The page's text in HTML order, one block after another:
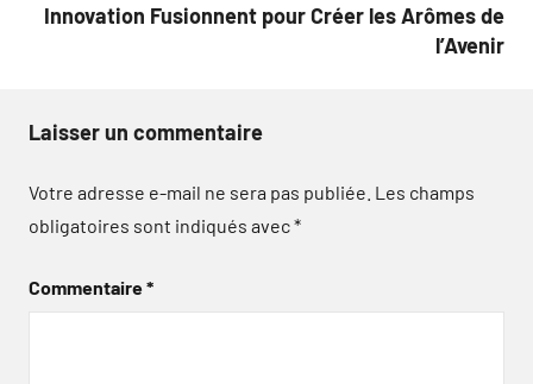
Innovation Fusionnent pour Créer les Arômes de
l’Avenir
Laisser un commentaire
Votre adresse e-mail ne sera pas publiée. Les champs
obligatoires sont indiqués avec*
Commentaire*